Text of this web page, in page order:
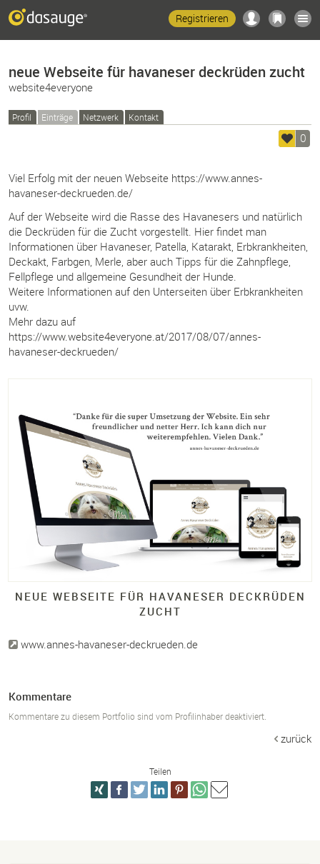
Registrieren
neue Webseite für havaneser deckrüden zucht
website4everyone
Profil Einträge Netzwerk Kontakt
0
Viel Erfolg mit der neuen Webseite https://www.annes-
havaneser-deckrueden.de/
Auf der Webseite wird die Rasse des Havanesers und natürlich
die Deckrüden für die Zucht vorgestellt. Hier findet man
Informationen über Havaneser, Patella, Katarakt, Erbkrankheiten,
Deckakt, Farbgen, Merle, aber auch Tipps für die Zahnpflege,
Fellpflege und allgemeine Gesundheit der Hunde.
Weitere Informationen auf den Unterseiten über Erbkrankheiten
uvw.
Mehr dazu auf
https://www.website4everyone.at/2017/08/07/annes-
havaneser-deckrueden/
NEUE WEBSEITE FÜR HAVANESER DECKRÜDEN
ZUCHT
www.annes-havaneser-deckrueden.de
Kommentare
Kommentare zu diesem Portfolio sind vom Profilinhaber deaktiviert.
zurück
Teilen